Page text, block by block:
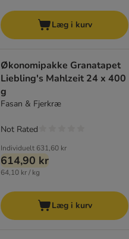
Læg i kurv
Økonomipakke Granatapet
Liebling's Mahlzeit 24 x 400
g
Fasan & Fjerkræ
Individuelt 631,60 kr
614,90 kr
64,10 kr / kg
Not Rated
Læg i kurv